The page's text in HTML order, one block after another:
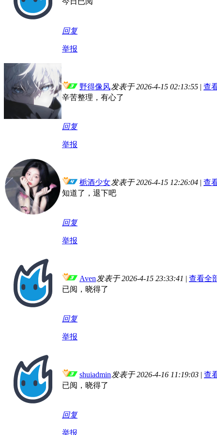
回复
举报
野得像风发表于 2026-4-15 02:13:55 | 查
辛苦整理，有心了
回复
举报
栀酒少女发表于 2026-4-15 12:26:04 | 查
知道了，退下吧
回复
举报
Aven发表于 2026-4-15 23:33:41 | 查看全
已阅，晓得了
回复
举报
shuiadmin发表于 2026-4-16 11:19:03 | 查
已阅，晓得了
回复
举报